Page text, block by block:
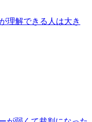
理解できる人は大き